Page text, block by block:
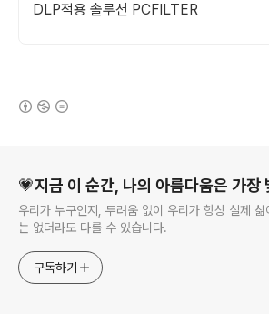
DLP적용 솔루션 PCFILTER
💗지금 이 순간, 나의 아름다움은
우리가 누구인지, 두려움 없이 우리가 항상 실제 삶
는 없더라도 다를 수 있습니다.
구독하기